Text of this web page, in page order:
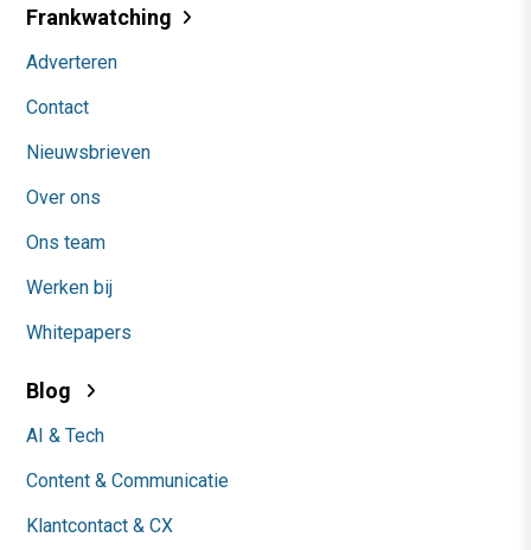
Frankwatching
Adverteren
Contact
Nieuwsbrieven
Over ons
Ons team
Werken bij
Whitepapers
Blog
AI & Tech
Content & Communicatie
Klantcontact & CX